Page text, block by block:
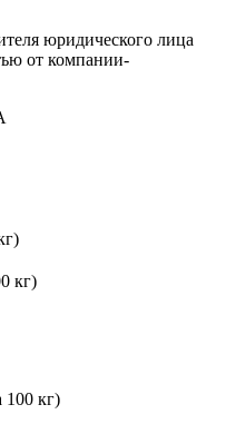
юридического лица
от компании-
кг)
кг)